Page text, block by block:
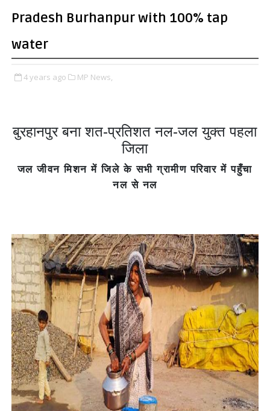
Pradesh Burhanpur with 100% tap
water
4 years ago MP News,
बुरहानपुर बना शत-प्रतिशत नल-जल युक्त पहला
जिला
जल जीवन मिशन में जिले के सभी ग्रामीण परिवार में पहुँचा
नल से नल